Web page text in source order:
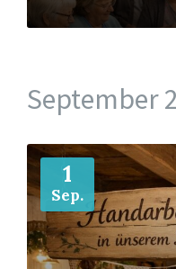
September
1
Sep.
Mehr